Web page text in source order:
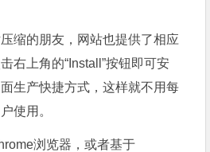
缩的朋友，网站也提供了相应
右上角的“Install”按钮即可安
生产快捷方式，这样就不用每
使用。
浏览器，或者基于